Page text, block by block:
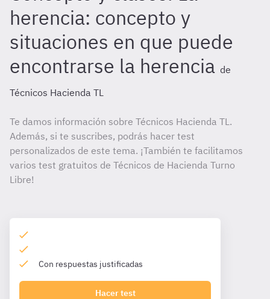
herencia: concepto y
situaciones en que puede
encontrarse la herencia de
Técnicos Hacienda TL
Te damos información sobre Técnicos Hacienda TL.
Además, si te suscribes, podrás hacer test
personalizados de este tema. ¡También te facilitamos
varios test gratuitos de Técnicos de Hacienda Turno
Libre!
Con respuestas justificadas
Hacer test